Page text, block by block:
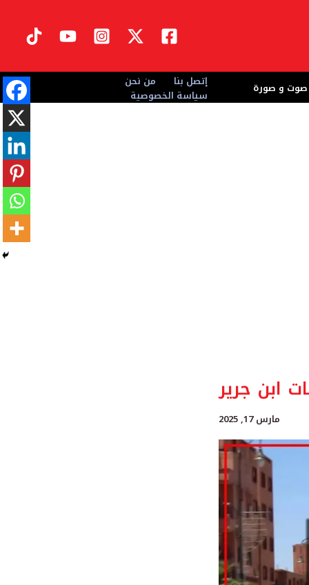
صوت و صورة إتصل بنا
من نحن
سياسة الخصوصية
ابن جرير
مارس 17, 2025